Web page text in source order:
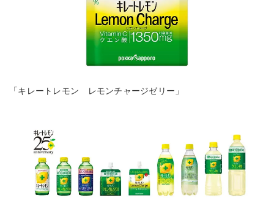
「キレートレモン レモンチャージゼリー」